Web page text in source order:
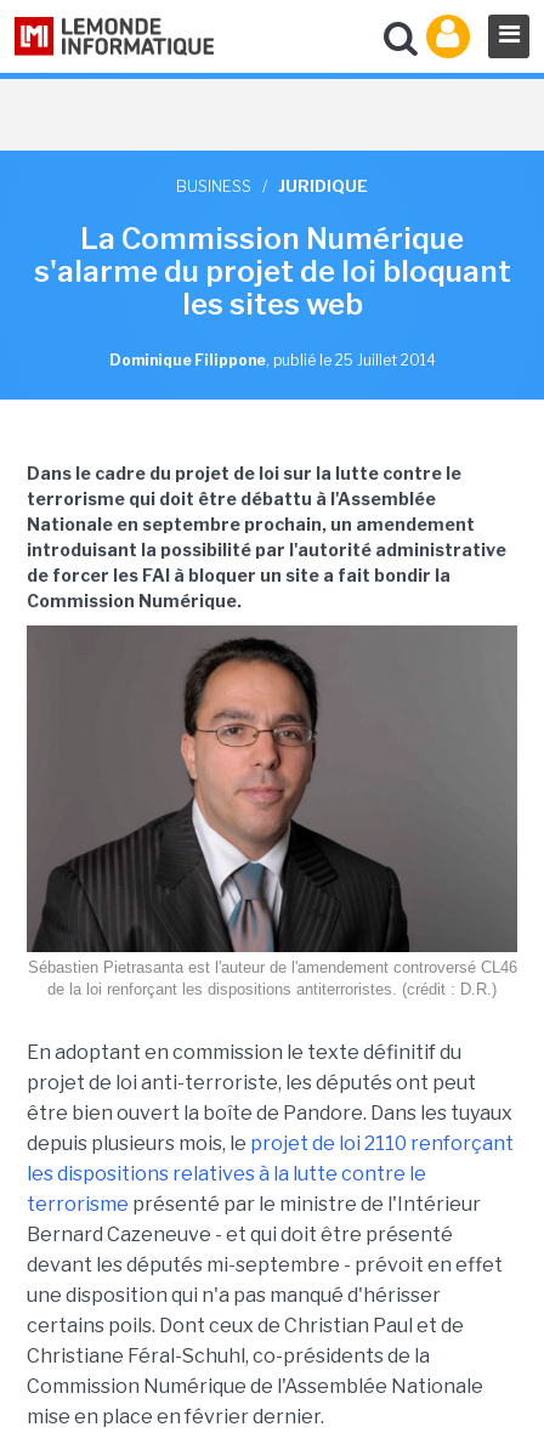
BUSINESS / JURIDIQUE
La Commission Numérique
s'alarme du projet de loi bloquant
les sites web
Dominique Filippone, publié le 25 Juillet 2014
Dans le cadre du projet de loi sur la lutte contre le
terrorisme qui doit être débattu à l'Assemblée
Nationale en septembre prochain, un amendement
introduisant la possibilité par l'autorité administrative
de forcer les FAI à bloquer un site a fait bondir la
Commission Numérique.
Sébastien Pietrasanta est l'auteur de l'amendement controversé CL46
de la loi renforçant les dispositions antiterroristes. (crédit : D.R.)
En adoptant en commission le texte définitif du
projet de loi anti-terroriste, les députés ont peut
être bien ouvert la boîte de Pandore. Dans les tuyaux
depuis plusieurs mois, le projet de loi 2110 renforçant
les dispositions relatives à la lutte contre le
terrorisme présenté par le ministre de l'Intérieur
Bernard Cazeneuve - et qui doit être présenté
devant les députés mi-septembre - prévoit en effet
une disposition qui n'a pas manqué d'hérisser
certains poils. Dont ceux de Christian Paul et de
Christiane Féral-Schuhl, co-présidents de la
Commission Numérique de l'Assemblée Nationale
mise en place en février dernier.